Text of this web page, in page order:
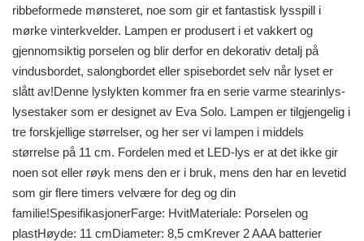
ribbeformede mønsteret, noe som gir et fantastisk lysspill i
mørke vinterkvelder. Lampen er produsert i et vakkert og
gjennomsiktig porselen og blir derfor en dekorativ detalj på
vindusbordet, salongbordet eller spisebordet selv når lyset er
slått av!Denne lyslykten kommer fra en serie varme stearinlys-
lysestaker som er designet av Eva Solo. Lampen er tilgjengelig i
tre forskjellige størrelser, og her ser vi lampen i middels
størrelse på 11 cm. Fordelen med et LED-lys er at det ikke gir
noen sot eller røyk mens den er i bruk, mens den har en levetid
som gir flere timers velvære for deg og din
familie!SpesifikasjonerFarge: HvitMateriale: Porselen og
plastHøyde: 11 cmDiameter: 8,5 cmKrever 2 AAA batterier